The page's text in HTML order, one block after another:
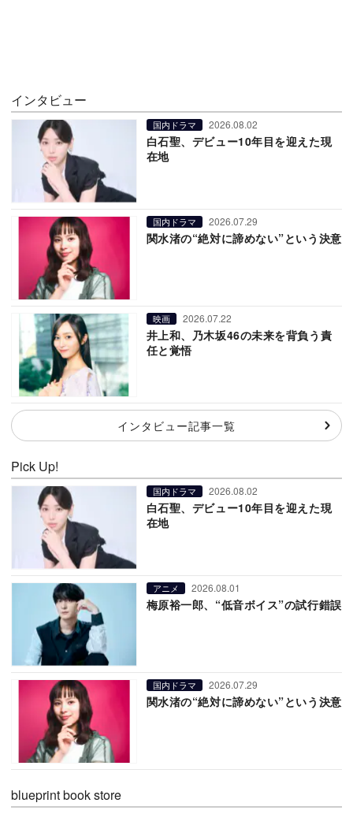
インタビュー
国内ドラマ 2026.08.02
白石聖、デビュー10年目を迎えた現
在地
国内ドラマ 2026.07.29
関水渚の“絶対に諦めない”という決意
映画 2026.07.22
井上和、乃木坂46の未来を背負う責
任と覚悟
インタビュー記事一覧
Pick Up!
国内ドラマ 2026.08.02
白石聖、デビュー10年目を迎えた現
在地
アニメ 2026.08.01
梅原裕一郎、“低音ボイス”の試行錯誤
国内ドラマ 2026.07.29
関水渚の“絶対に諦めない”という決意
blueprint book store